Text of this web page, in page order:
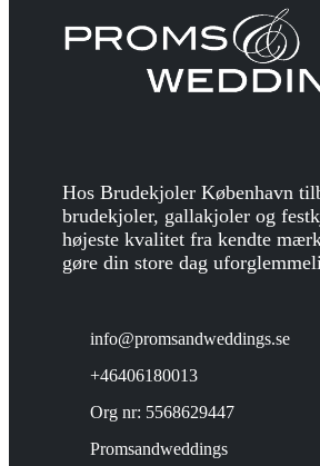
Hos Brudekjoler København
brudekjoler, gallakjoler og
højeste kvalitet fra kendte
gøre din store dag
info@promsandweddings.se
+46406180013
Org nr: 5568629447
Promsandweddings